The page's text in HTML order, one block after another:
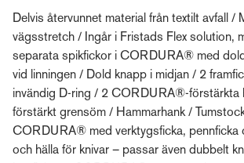
Delvis återvunnet material från textilt avfall /
vägsstretch / Ingår i Fristads Flex solution,
separata spikfickor i CORDURA® med
vid linningen / Dold knapp i midjan / 2
invändig D-ring / 2 CORDURA®-förstärkta
förstärkt grensöm / Hammarhank /
CORDURA® med verktygsficka, pennficka
och hälla för knivar – passar även dubbelt